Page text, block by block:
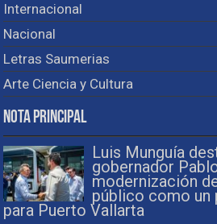
Internacional
Nacional
Letras Saumerias
Arte Ciencia y Cultura
Nota Principal
Luis Munguía
gobernador
modernización
público como un
para Puerto Vallarta